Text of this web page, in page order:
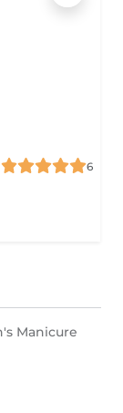
6
Manicure